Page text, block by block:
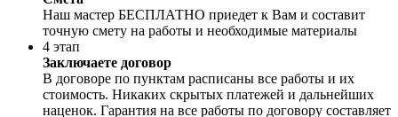
Наш мастер БЕСПЛАТНО приедет к Вам и составит
точную смету на работы и необходимые материалы
4 этап
Заключаете договор
В договоре по пунктам расписаны все работы и их
стоимость. Никаких скрытых платежей и дальнейших
наценок. Гарантия на все работы по договору составляет